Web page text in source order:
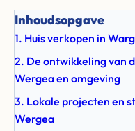
Inhoudsopgave
1. Huis verkopen in
2. De ontwikkeling van
Wergea en omgeving
3. Lokale projecten en
Wergea